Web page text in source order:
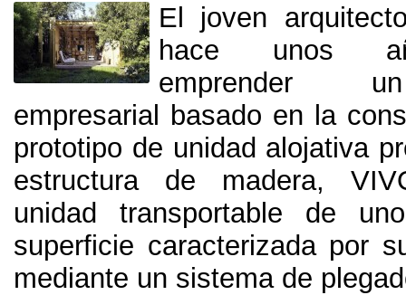
El joven
hace unos
emprender
empresarial basado en la
prototipo de unidad alojativa
estructura de madera,
unidad transportable de
superficie caracterizada por
mediante un sistema de